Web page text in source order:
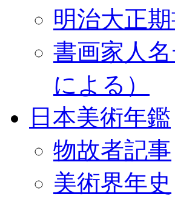
明治大正
書画家人
による）
日本美術年鑑
物故者記事
美術界年史